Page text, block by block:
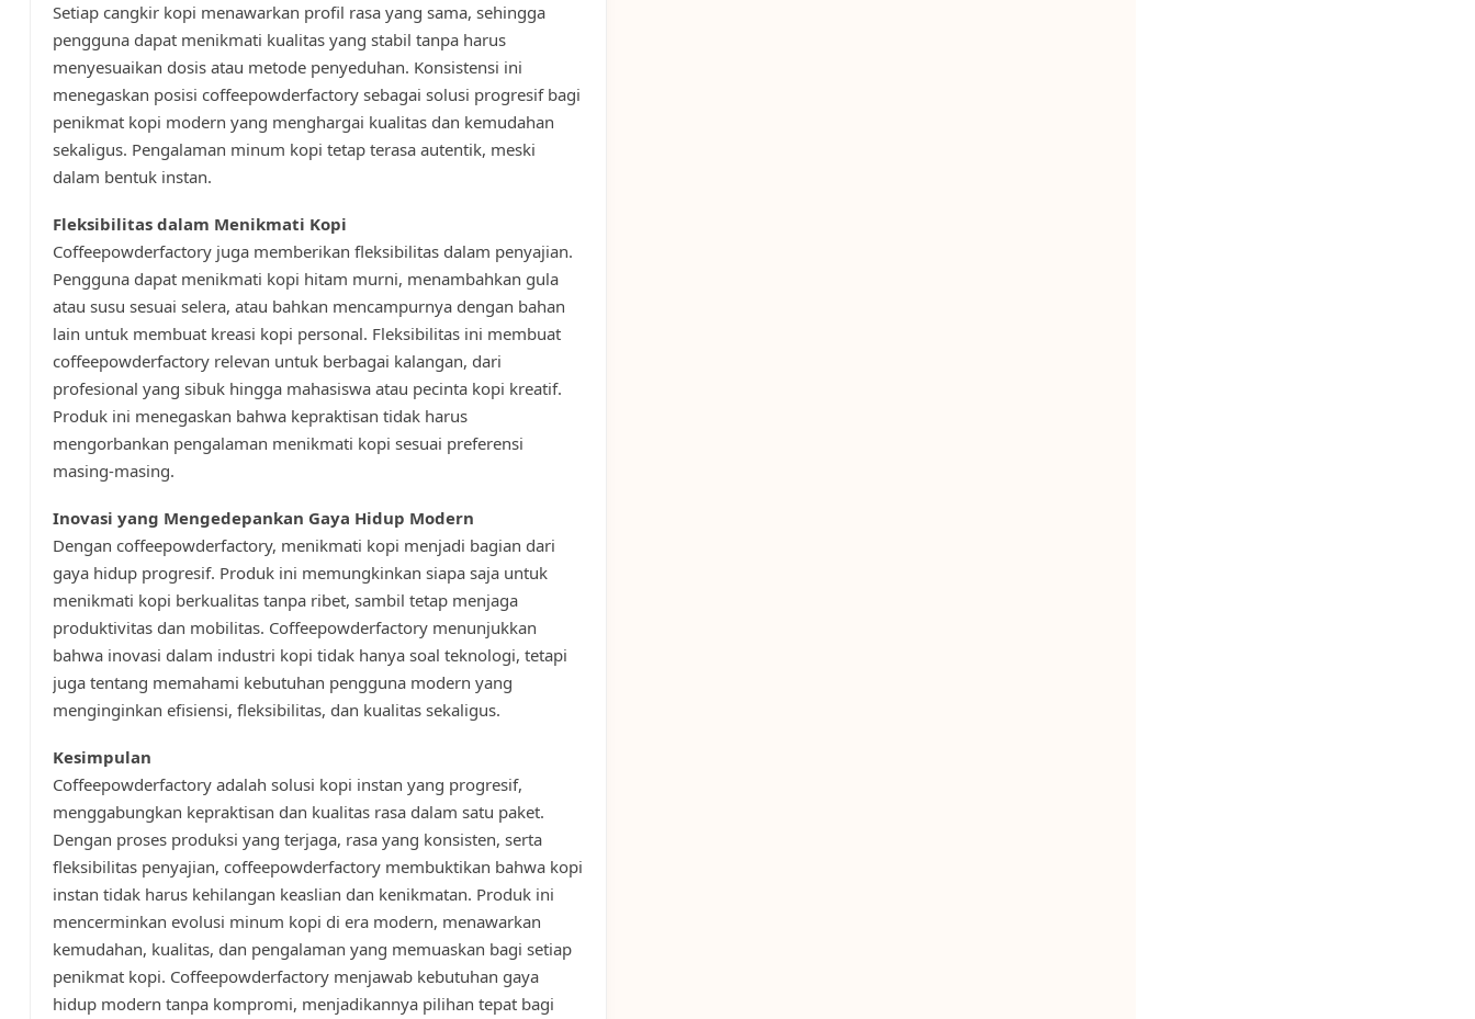
Setiap cangkir kopi menawarkan profil rasa yang sama, sehingga
pengguna dapat menikmati kualitas yang stabil tanpa harus
menyesuaikan dosis atau metode penyeduhan. Konsistensi ini
menegaskan posisi coffeepowderfactory sebagai solusi progresif bagi
penikmat kopi modern yang menghargai kualitas dan kemudahan
sekaligus. Pengalaman minum kopi tetap terasa autentik, meski
dalam bentuk instan.
Fleksibilitas dalam Menikmati Kopi
Coffeepowderfactory juga memberikan fleksibilitas dalam penyajian.
Pengguna dapat menikmati kopi hitam murni, menambahkan gula
atau susu sesuai selera, atau bahkan mencampurnya dengan bahan
lain untuk membuat kreasi kopi personal. Fleksibilitas ini membuat
coffeepowderfactory relevan untuk berbagai kalangan, dari
profesional yang sibuk hingga mahasiswa atau pecinta kopi kreatif.
Produk ini menegaskan bahwa kepraktisan tidak harus
mengorbankan pengalaman menikmati kopi sesuai preferensi
masing-masing.
Inovasi yang Mengedepankan Gaya Hidup Modern
Dengan coffeepowderfactory, menikmati kopi menjadi bagian dari
gaya hidup progresif. Produk ini memungkinkan siapa saja untuk
menikmati kopi berkualitas tanpa ribet, sambil tetap menjaga
produktivitas dan mobilitas. Coffeepowderfactory menunjukkan
bahwa inovasi dalam industri kopi tidak hanya soal teknologi, tetapi
juga tentang memahami kebutuhan pengguna modern yang
menginginkan efisiensi, fleksibilitas, dan kualitas sekaligus.
Kesimpulan
Coffeepowderfactory adalah solusi kopi instan yang progresif,
menggabungkan kepraktisan dan kualitas rasa dalam satu paket.
Dengan proses produksi yang terjaga, rasa yang konsisten, serta
fleksibilitas penyajian, coffeepowderfactory membuktikan bahwa kopi
instan tidak harus kehilangan keaslian dan kenikmatan. Produk ini
mencerminkan evolusi minum kopi di era modern, menawarkan
kemudahan, kualitas, dan pengalaman yang memuaskan bagi setiap
penikmat kopi. Coffeepowderfactory menjawab kebutuhan gaya
hidup modern tanpa kompromi, menjadikannya pilihan tepat bagi